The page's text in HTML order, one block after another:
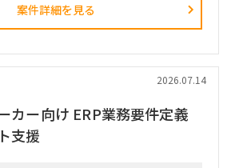
ション・役割
務局型PMO）ではなく、ビジネスと
中身の議論に入り込み、プロジェクトを実
ト戦略、KPI設計、新営業モデル設計など
案件詳細を見る
2026.07.14
カー向け ERP業務要件定義
支援